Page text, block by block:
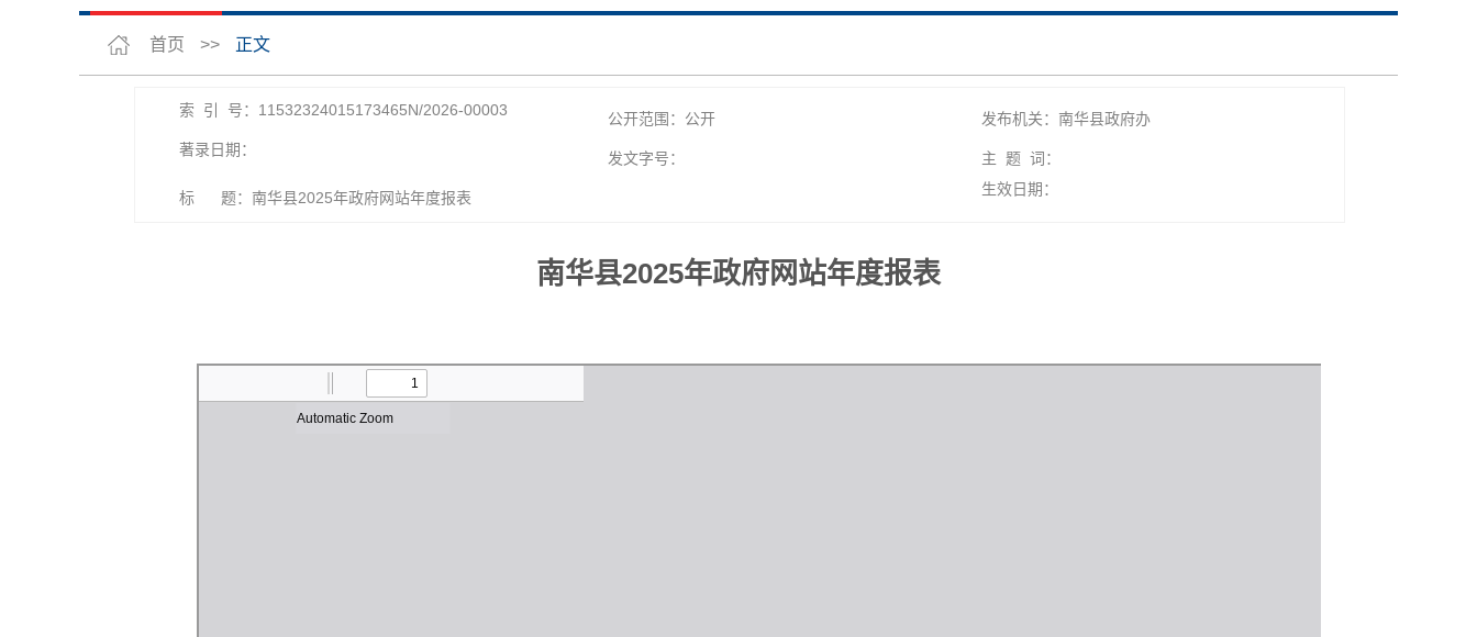
首页 >> 正文
索 引 号：11532324015173465N/2026-00003 公开范围：公开
发布机关：南华县政府办
著录日期：
发文字号： 主 题 词：
标 题：南华县2025年政府网站年度报表 生效日期：
南华县2025年政府网站年度报表